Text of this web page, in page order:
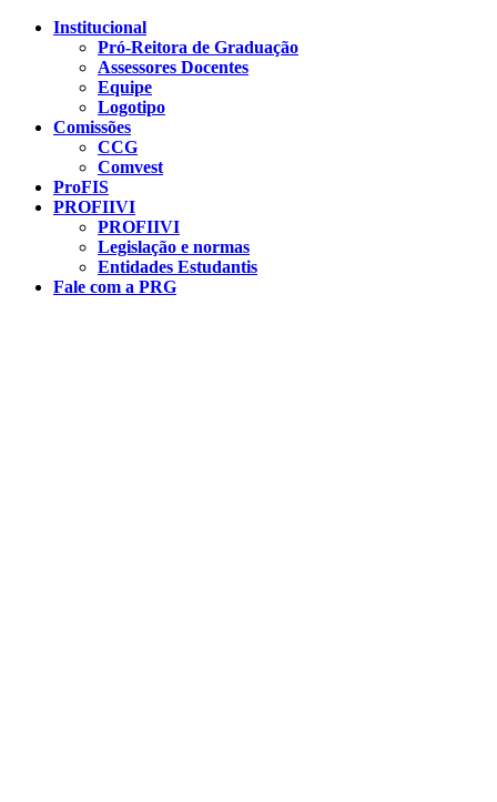
Conteúdo principal
Institucional
Pró-Reitora de Graduação
Assessores Docentes
Equipe
Logotipo
Comissões
CCG
Comvest
ProFIS
PROFIIVI
PROFIIVI
Legislação e normas
Entidades Estudantis
Fale com a PRG